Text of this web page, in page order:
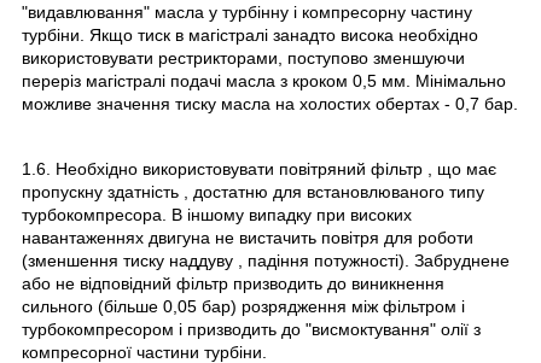
"видавлювання" масла у турбінну і компресорну частину
турбіни. Якщо тиск в магістралі занадто висока необхідно
використовувати рестрикторами, поступово зменшуючи
переріз магістралі подачі масла з кроком 0,5 мм. Мінімально
можливе значення тиску масла на холостих обертах - 0,7 бар.
1.6. Необхідно використовувати повітряний фільтр , що має
пропускну здатність , достатню для встановлюваного типу
турбокомпресора. В іншому випадку при високих
навантаженнях двигуна не вистачить повітря для роботи
(зменшення тиску наддуву , падіння потужності). Забруднене
або не відповідний фільтр призводить до виникнення
сильного (більше 0,05 бар) розрядження між фільтром і
турбокомпресором і призводить до "висмоктування" олії з
компресорної частини турбіни.